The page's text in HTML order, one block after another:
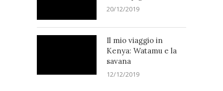
20/12/2019
Il mio viaggio in
Kenya: Watamu e la
savana
12/12/2019